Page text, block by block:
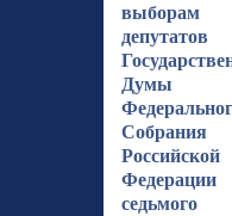
выборам
депутатов
Думы
Собрания
Российской
Федерации
седьмого